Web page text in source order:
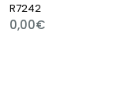
R7242
0,00€